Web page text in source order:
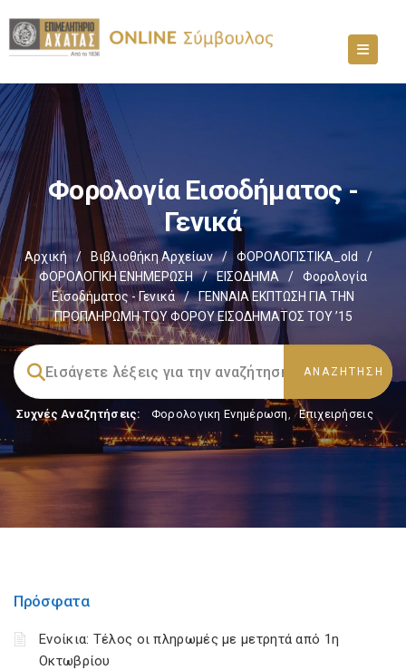
Φορολογία Εισοδήματος -
Γενικά
Αρχική / Βιβλιοθήκη Αρχείων / ΦΟΡΟΛΟΓΙΣΤΙΚΑ_old
/
ΦΟΡΟΛΟΓΙΚΗ ΕΝΗΜΕΡΩΣΗ
/ ΕΙΣΟΔΗΜΑ /
Φορολογία
Εισοδήματος - Γενικά
/
ΓΕΝΝΑΙΑ ΕΚΠΤΩΣΗ ΓΙΑ ΤΗΝ
ΠΡΟΠΛΗΡΩΜΗ ΤΟΥ ΦΟΡΟΥ ΕΙΣΟΔΗΜΑΤΟΣ ΤΟΥ ’15
Συχνές Αναζητήσεις: Φορολογικη Ενημέρωση, Επιχειρήσεις
Πρόσφατα
Ενοίκια: Τέλος οι πληρωμές με μετρητά από 1η
Οκτωβρίου